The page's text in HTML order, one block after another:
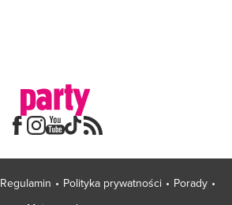
Regulamin Polityka prywatności
Porady